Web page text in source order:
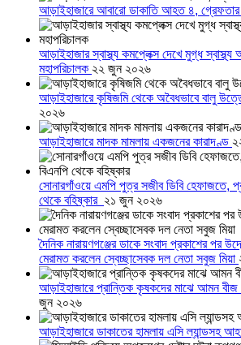
আড়াইহাজারে আবারো ডাকাতি আহত ৪,
আড়াইহাজার স্বাস্থ্য কমপ্লেক্স দেখে মুগ্ধ
মহাপরিচালক ২২ জুন ২০২৬
আড়াইহাজারে কৃষিজমি থেকে অবৈধভাবে বালু
২০২৬
আড়াইহাজারে মাদক মামলায় একজনের কারাদণ্ড
সোনারগাঁওয়ে এমপি পুত্র সজীব ডিবি হেফাজতে,
থেকে বহিষ্কার ২১ জুন ২০২৬
দৈনিক নারায়ণগঞ্জের ডাকে সংবাদ প্রকাশের পর
মেরামত করলেন স্বেচ্ছাসেবক দল নেতা সবুজ মিয়া
আড়াইহাজারে প্রান্তিক কৃষকদের মাঝে আমন বীজ
জুন ২০২৬
আড়াইহাজারে ডাকাতের হামলায় এসি ল্যান্ডসহ